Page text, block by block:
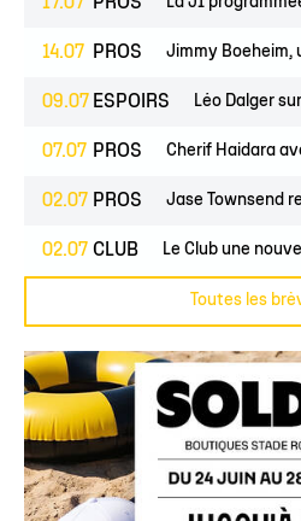
14.07 PROS Jimmy Boeheim,
09.07 ESPOIRS Léo Dalger
07.07 PROS Cherif Haidara
02.07 PROS Jase Townsend
02.07 CLUB Le Club une
Toutes les